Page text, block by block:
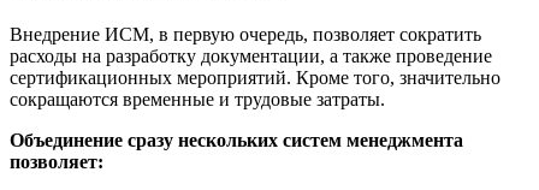
Внедрение ИСМ, в первую очередь, позволяет сократить
расходы на разработку документации, а также проведение
сертификационных мероприятий. Кроме того, значительно
сокращаются временные и трудовые затраты.
Объединение сразу нескольких систем менеджмента
позволяет: